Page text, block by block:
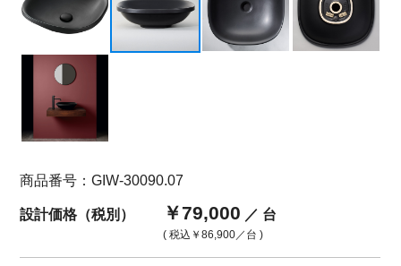
商品番号：GIW-30090.07
設計価格（税別） ￥79,000 ／ 台
( 税込 ￥86,900 ／台 )